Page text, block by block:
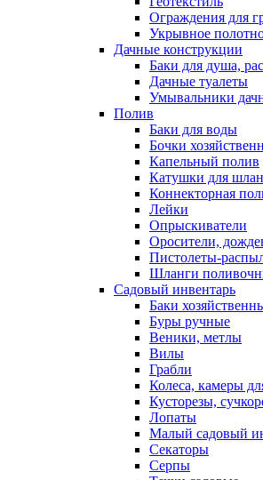
Ограждения для
Укрывное
Дачные конструкции
Баки для душа,
Дачные туалеты
Умывальники
Полив
Баки для воды
Бочки
Капельный полив
Катушки для
Коннекторная
Лейки
Опрыскиватели
Оросители,
Пистолеты-
Шланги
Садовый инвентарь
Баки
Буры ручные
Веники, метлы
Вилы
Грабли
Колеса, камеры
Кусторезы,
Лопаты
Малый садовый
Секаторы
Серпы